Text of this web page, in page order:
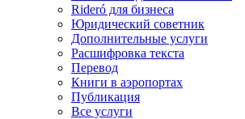
Rideró для бизнеса
Юридический советник
Дополнительные услуги
Расшифровка текста
Перевод
Книги в аэропортах
Публикация
Все услуги